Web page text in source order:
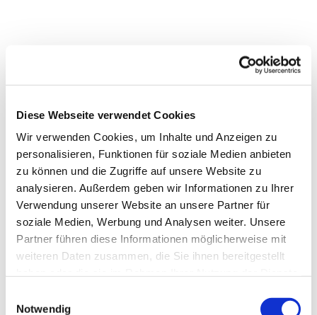
Diese Webseite verwendet Cookies
Wir verwenden Cookies, um Inhalte und Anzeigen zu
personalisieren, Funktionen für soziale Medien anbieten
zu können und die Zugriffe auf unsere Website zu
analysieren. Außerdem geben wir Informationen zu Ihrer
Verwendung unserer Website an unsere Partner für
soziale Medien, Werbung und Analysen weiter. Unsere
Partner führen diese Informationen möglicherweise mit
weiteren Daten zusammen, die Sie ihnen bereitgestellt
Notwendig